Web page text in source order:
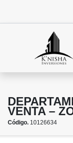
VENTA –
Código. 10126634